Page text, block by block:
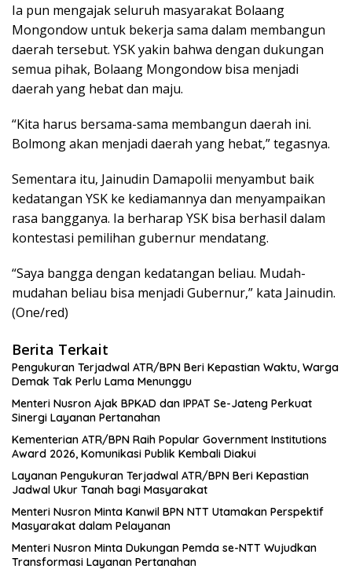
Ia pun mengajak seluruh masyarakat Bolaang
Mongondow untuk bekerja sama dalam membangun
daerah tersebut. YSK yakin bahwa dengan dukungan
semua pihak, Bolaang Mongondow bisa menjadi
daerah yang hebat dan maju.
“Kita harus bersama-sama membangun daerah ini.
Bolmong akan menjadi daerah yang hebat,” tegasnya.
Sementara itu, Jainudin Damapolii menyambut baik
kedatangan YSK ke kediamannya dan menyampaikan
rasa bangganya. Ia berharap YSK bisa berhasil dalam
kontestasi pemilihan gubernur mendatang.
“Saya bangga dengan kedatangan beliau. Mudah-
mudahan beliau bisa menjadi Gubernur,” kata Jainudin.
(One/red)
Berita Terkait
Pengukuran Terjadwal ATR/BPN Beri Kepastian Waktu, Warga
Demak Tak Perlu Lama Menunggu
Menteri Nusron Ajak BPKAD dan IPPAT Se-Jateng Perkuat
Sinergi Layanan Pertanahan
Kementerian ATR/BPN Raih Popular Government Institutions
Award 2026, Komunikasi Publik Kembali Diakui
Layanan Pengukuran Terjadwal ATR/BPN Beri Kepastian
Jadwal Ukur Tanah bagi Masyarakat
Menteri Nusron Minta Kanwil BPN NTT Utamakan Perspektif
Masyarakat dalam Pelayanan
Menteri Nusron Minta Dukungan Pemda se-NTT Wujudkan
Transformasi Layanan Pertanahan